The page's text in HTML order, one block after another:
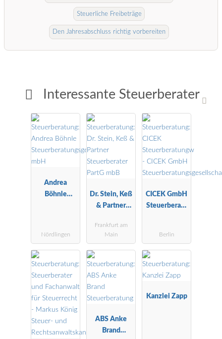
Interessante Steuerberater
Andrea
Böhnle
Nördlingen
Dr. Stein, Keß
& Partner
PartG mbB
Frankfurt am
Main
CICEK GmbH
Steuerberatu
Berlin
ABS Anke
Brand
Kanzlei Zapp
Steuerliche Freibeträge
Den Jahresabschluss richtig vorbereiten